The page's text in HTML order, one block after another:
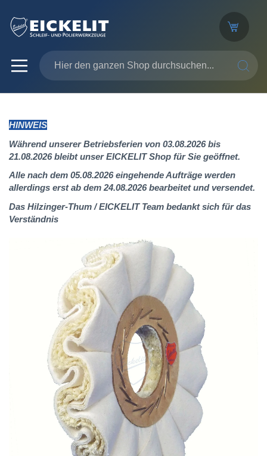
SUCHE
HINWEIS
Während unserer Betriebsferien von 03.08.2026 bis
21.08.2026 bleibt unser EICKELIT Shop für Sie geöffnet.
Alle nach dem 05.08.2026 eingehende Aufträge werden
allerdings erst ab dem 24.08.2026 bearbeitet und versendet.
Das Hilzinger-Thum / EICKELIT Team bedankt sich für das
Verständnis